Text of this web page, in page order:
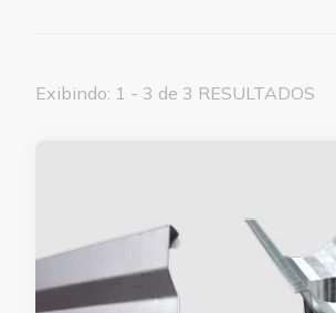
Exibindo: 1 - 3 de 3 RESULTADOS